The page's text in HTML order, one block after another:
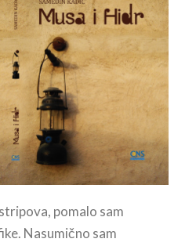
pomalo sam
Nasumično sam